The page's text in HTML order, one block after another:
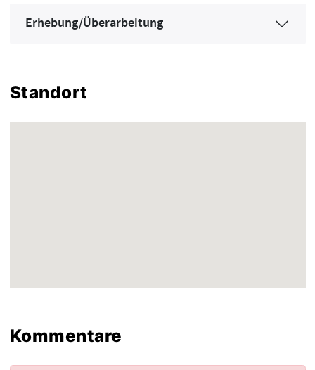
Erhebung/Überarbeitung
Standort
Kommentare